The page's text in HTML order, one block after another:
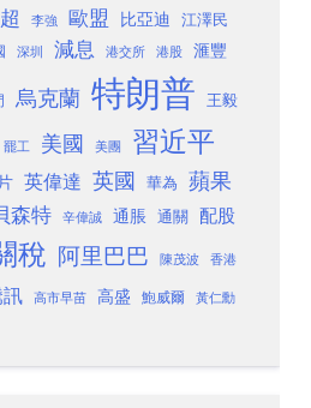
李強 歐盟 比亞迪 江澤民
深圳 減息 港交所 港股 滙豐
烏克蘭 特朗普 王毅
罷工 美國 美團 習近平
英偉達 英國 華為 蘋果
森特 辛偉誠 通脹 通關 配股
稅 阿里巴巴 陳茂波 香港
高市早苗 高盛 鮑威爾 黃仁勳